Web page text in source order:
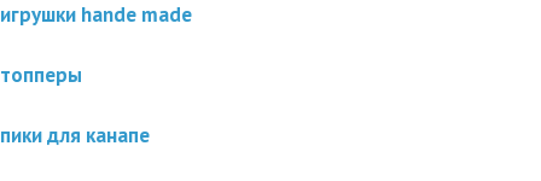
игрушки hande made
топперы
пики для канапе